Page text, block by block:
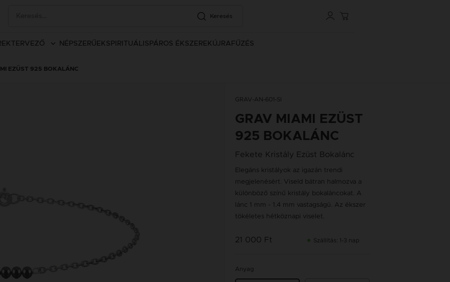
Keresés
TERVEZŐ NÉPSZERŰEK SPIRITUÁLIS PÁROS ÉKSZEREK ÚJRAFŰZÉS
EZÜST 925 BOKALÁNC
GRAV-AN-601-SI
GRAV MIAMI EZÜST
925 BOKALÁNC
Fekete Kristály Ezüst Bokalánc
Elegáns kristályok az igazán trendi
megjelenésért. Viseld bátran halmozva a
különböző színű kristály bokaláncokat. A
lánc 1 mm - 1.4 mm vastagságú. Az ékszer
tökéletes hétköznapi viselet.
21 000 Ft Szállítás: 1-3 nap
Anyag